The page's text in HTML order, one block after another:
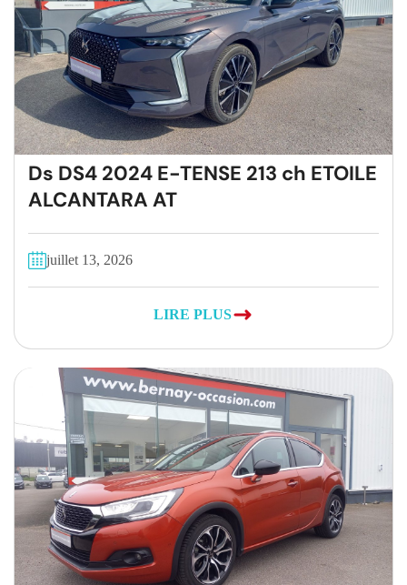
Ds DS4 2024 E-TENSE 213 ch ETOILE
ALCANTARA AT
juillet 13, 2026
LIRE PLUS